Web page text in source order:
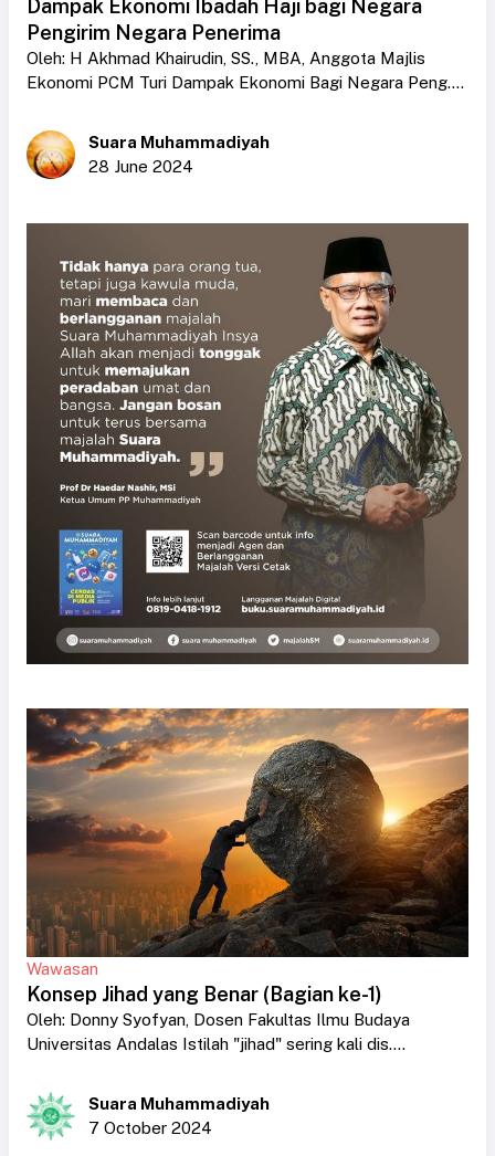
Dampak Ekonomi Ibadah Haji bagi Negara
Pengirim Negara Penerima
Oleh: H Akhmad Khairudin, SS., MBA, Anggota Majlis
Ekonomi PCM Turi Dampak Ekonomi Bagi Negara Peng....
Suara Muhammadiyah
28 June 2024
Wawasan
Konsep Jihad yang Benar (Bagian ke-1)
Oleh: Donny Syofyan, Dosen Fakultas Ilmu Budaya
Universitas Andalas Istilah "jihad" sering kali dis....
Suara Muhammadiyah
7 October 2024